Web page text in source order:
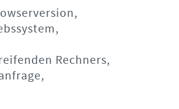
Rechners,